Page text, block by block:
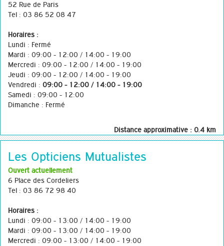
52 Rue de Paris
Tel : 03 86 52 08 47
Horaires :
Lundi : Fermé
Mardi : 09:00 - 12:00 / 14:00 - 19:00
Mercredi : 09:00 - 12:00 / 14:00 - 19:00
Jeudi : 09:00 - 12:00 / 14:00 - 19:00
Vendredi : 09:00 - 12:00 / 14:00 - 19:00
Samedi : 09:00 - 12:00
Dimanche : Fermé
Distance approximative : 0.4 km
Les Opticiens Mutualistes
Ouvert actuellement
6 Place des Cordeliers
Tel : 03 86 72 98 40
Horaires :
Lundi : 09:00 - 13:00 / 14:00 - 19:00
Mardi : 09:00 - 13:00 / 14:00 - 19:00
Mercredi : 09:00 - 13:00 / 14:00 - 19:00